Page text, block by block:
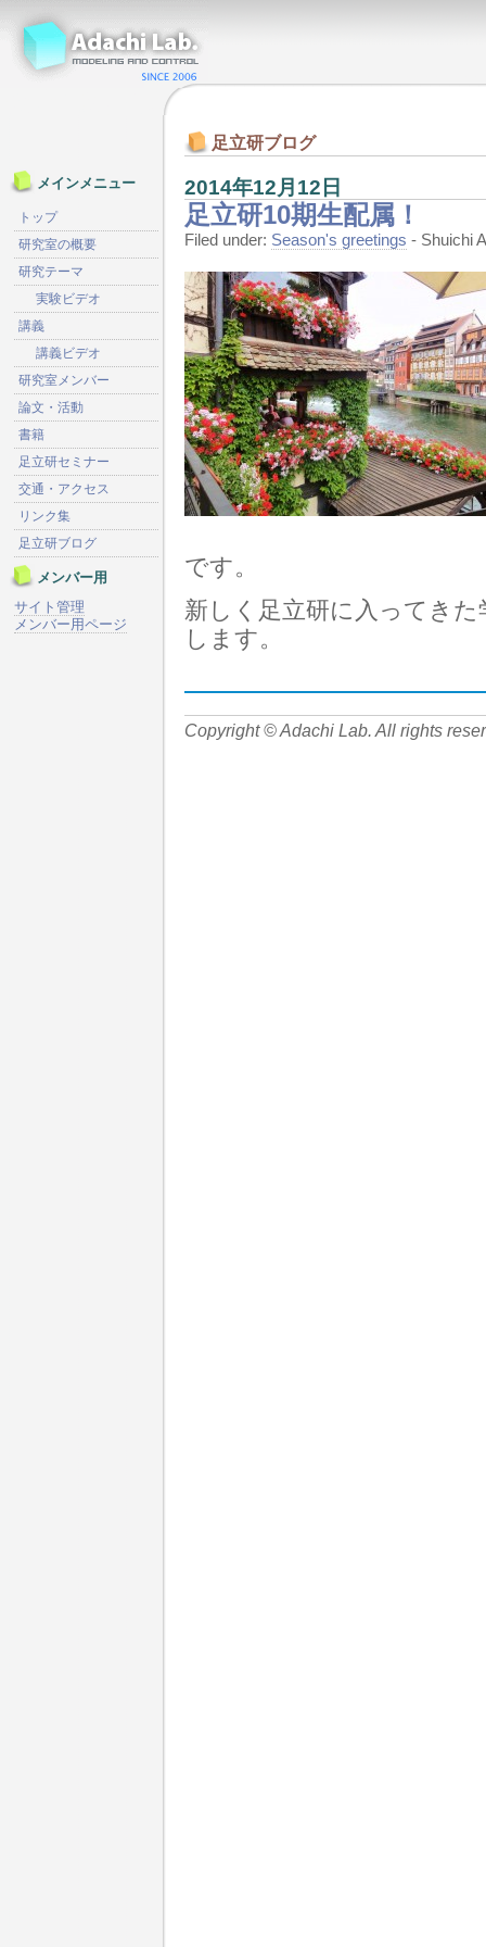
足立研ブログ
2014年12月12日
足立研10期生配属！
Filed under: Season's greetings - Shuichi
です。
新しく足立研に入ってき
します。
Copyright © Adachi Lab. All rights
メインメニュー
トップ
研究室の概要
研究テーマ
実験ビデオ
講義
講義ビデオ
研究室メンバー
論文・活動
書籍
足立研セミナー
交通・アクセス
リンク集
足立研ブログ
メンバー用
サイト管理
メンバー用ページ